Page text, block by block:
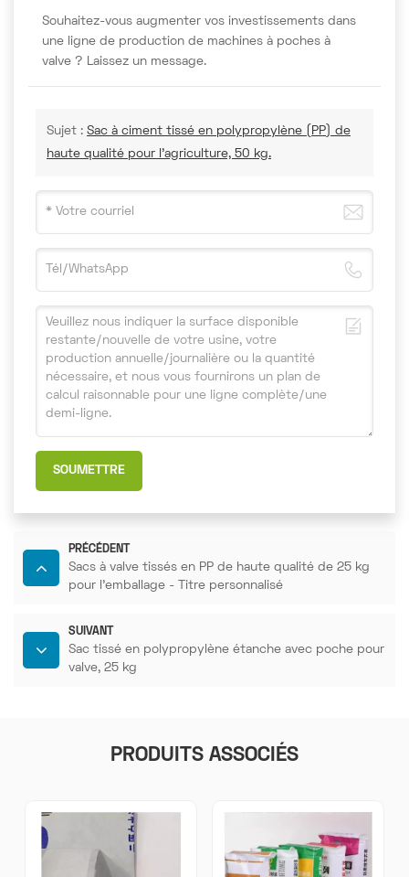
Souhaitez-vous augmenter vos investissements dans
une ligne de production de machines à poches à
valve ? Laissez un message.
Sujet : Sac à ciment tissé en polypropylène (PP) de
haute qualité pour l'agriculture, 50 kg.
SOUMETTRE
PRÉCÉDENT
Sacs à valve tissés en PP de haute qualité de 25 kg
pour l'emballage - Titre personnalisé
SUIVANT
Sac tissé en polypropylène étanche avec poche pour
valve, 25 kg
PRODUITS ASSOCIÉS